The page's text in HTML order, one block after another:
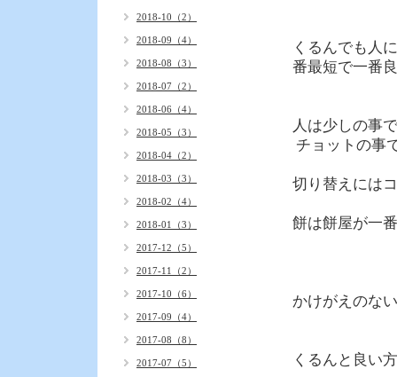
くるんでも人
番最短で一番
人は少しの事
チョットの事
切り替えには
餅は餅屋が一
かけがえのな
くるんと良い
2018-10（2）
2018-09（4）
2018-08（3）
2018-07（2）
2018-06（4）
2018-05（3）
2018-04（2）
2018-03（3）
2018-02（4）
2018-01（3）
2017-12（5）
2017-11（2）
2017-10（6）
2017-09（4）
2017-08（8）
2017-07（5）